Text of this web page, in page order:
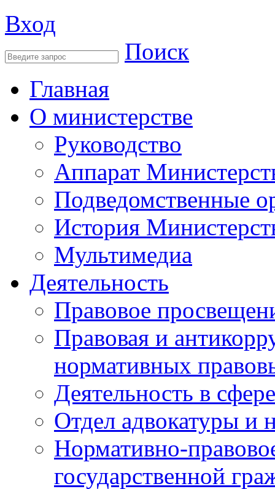
Вход
Поиск
Главная
О министерстве
Руководство
Аппарат
Подведомственные
История
Мультимедиа
Деятельность
Правовое
Правовая и
нормативных
Деятельность в
Отдел адвокатуры и
Нормативно-
государственной